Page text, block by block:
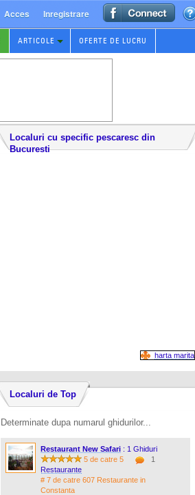
Acces Inregistrare
ARTICOLE OFERTE DE LUCRU
Localuri cu specific pescaresc din
Bucuresti
harta marita
Localuri de Top
Determinate dupa numarul ghidurilor...
Restaurant New Safari : 1 Ghiduri
5 de catre 5
1
Restaurante
# 7 de catre 607 Restaurante in
Constanta